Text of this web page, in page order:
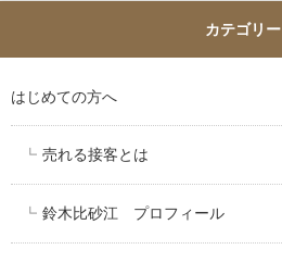
カテゴリー
はじめての方へ
売れる接客とは
鈴木比砂江 プロフィール